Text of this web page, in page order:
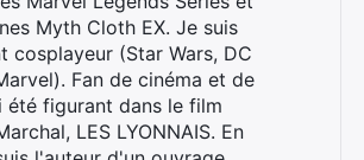
Myth Cloth EX. Je suis
cosplayeur (Star Wars, DC
Fan de cinéma et de
été figurant dans le film
LES LYONNAIS. En